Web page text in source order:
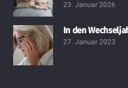
23. Januar 2026
In den
27. Januar 2023